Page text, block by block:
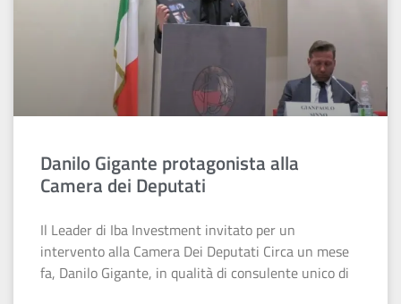
Danilo Gigante protagonista alla
Camera dei Deputati
Il Leader di Iba Investment invitato per un
intervento alla Camera Dei Deputati Circa un mese
fa, Danilo Gigante, in qualità di consulente unico di